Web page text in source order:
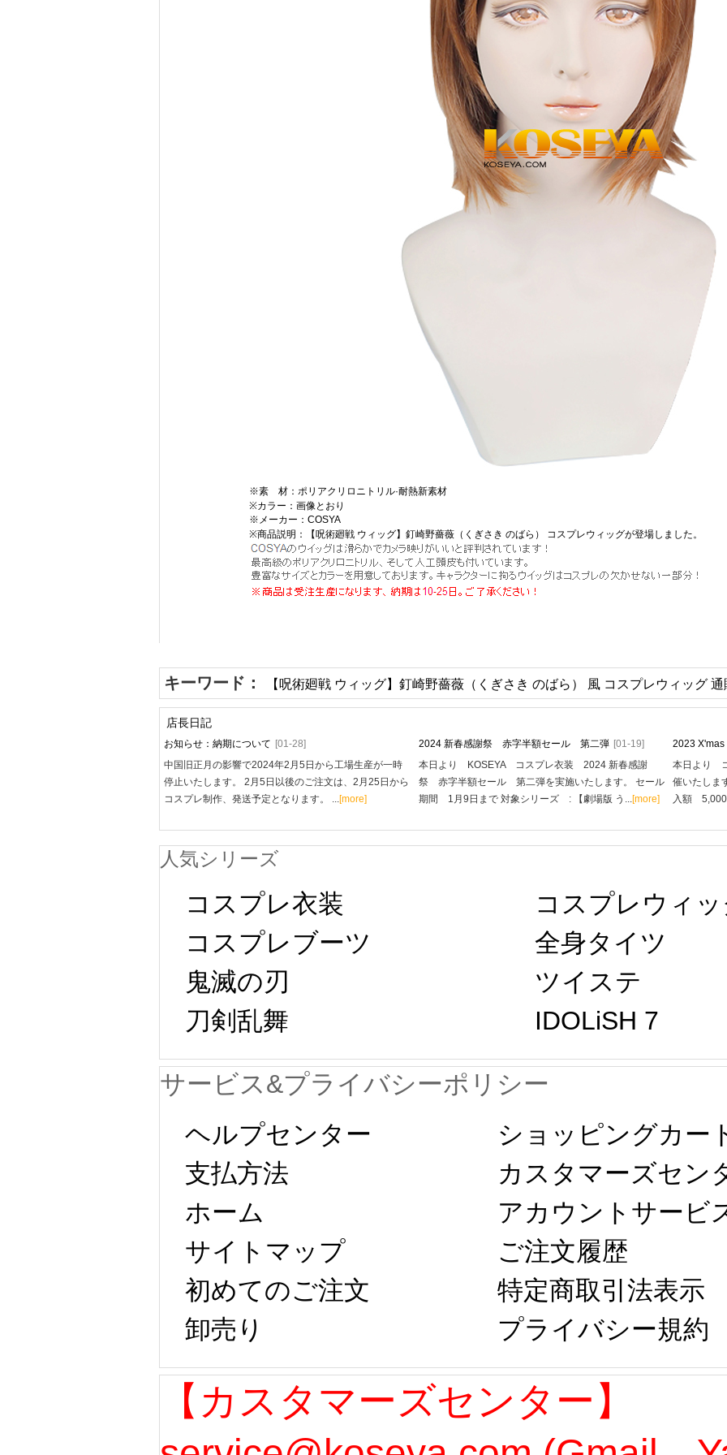
※素 材：ポリアクリロニトリル·耐熱新素材
※カラー：画像とおり
※メーカー：COSYA
※商品説明：【呪術廻戦 ウィッグ】釘崎野薔薇（くぎさき のばら） コスプレウィッグが登場しました。
キーワード： 【呪術廻戦 ウィッグ】釘崎野薔薇（くぎさき のばら） 風 コスプレウィッグ 通
店長日記
お知らせ：納期について [01-28]
中国旧正月の影響で2024年2月5日から工場生産が一時
停止いたします。 2月5日以後のご注文は、2月25日から
コスプレ制作、発送予定となります。 ...[more]
2024 新春感謝祭 赤字半額セール 第二弾 [01-19]
本日より KOSEYA コスプレ衣装 2024 新春感謝
祭 赤字半額セール 第二弾を実施いたします。 セール
期間 1月9日まで 対象シリーズ : 【劇場版 う...[more]
2023
本日より
催いたしま
入額
人気シリーズ
コスプレ衣装
コスプレウィ
コスプレブーツ
全身タイツ
鬼滅の刃
ツイステ
刀剣乱舞
IDOLiSH 7
サービス&プライバシーポリシー
ヘルプセンター
ショッピングカー
支払方法
カスタマーズセン
ホーム
アカウントサービ
サイトマップ
ご注文履歴
初めてのご注文
特定商取引法表示
卸売り
プライバシー規約
【カスタマーズセンター】